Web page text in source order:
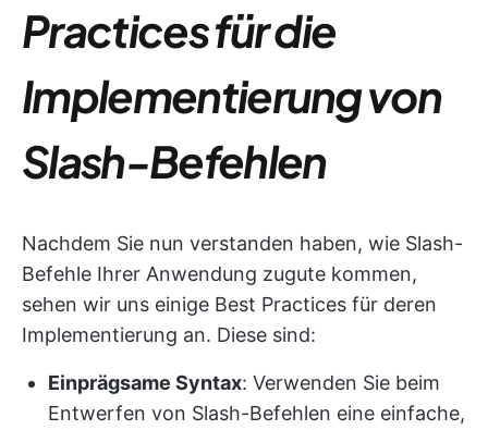
Practices für die
Implementierung von
Slash-Befehlen
Nachdem Sie nun verstanden haben, wie Slash-
Befehle Ihrer Anwendung zugute kommen,
sehen wir uns einige Best Practices für deren
Implementierung an. Diese sind:
Einprägsame Syntax: Verwenden Sie beim
Entwerfen von Slash-Befehlen eine einfache,